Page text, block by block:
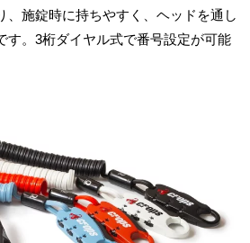
、施錠時に持ちやすく、ヘッドを通し
す。3桁ダイヤル式で番号設定が可能